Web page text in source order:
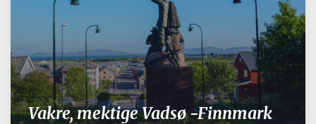
Vakre, mektige Vadsø -Finnmark